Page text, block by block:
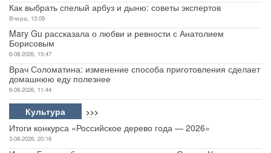
Как выбрать спелый арбуз и дыню: советы экспертов
Вчера, 13:09
Mary Gu рассказала о любви и ревности с Анатолием
Борисовым
6-08-2026, 15:47
Врач Соломатина: изменение способа приготовления сделает
домашнюю еду полезнее
6-08-2026, 11:44
Культура >>>
Итоги конкурса «Российское дерево года — 2026»
3-08-2026, 20:16